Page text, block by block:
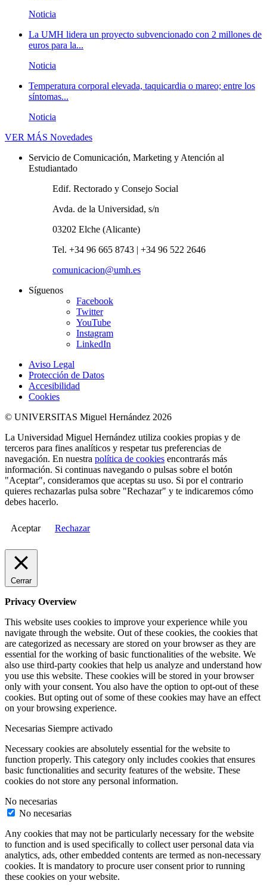
Noticia
La UMH lidera un proyecto subvencionado con 2 millones de
euros para la...
Noticia
Temperatura corporal elevada, taquicardia o mareo; entre los
síntomas...
Noticia
VER MÁS Novedades
Servicio de Comunicación, Marketing y Atención al
Estudiantado
Edif. Rectorado y Consejo Social
Avda. de la Universidad, s/n
03202 Elche (Alicante)
Tel. +34 96 665 8743 | +34 96 522 2646
comunicacion@umh.es
Síguenos
Facebook
Twitter
YouTube
Instagram
LinkedIn
Aviso Legal
Protección de Datos
Accesibilidad
Cookies
© UNIVERSITAS Miguel Hernández 2026
La Universidad Miguel Hernández utiliza cookies propias y de
terceros para fines analíticos y respetar tus preferencias de
navegación. En nuestra política de cookies encontrarás más
información. Si continuas navegando o pulsas sobre el botón
"Aceptar", consideramos que aceptas su uso. Si por el contrario
quieres rechazarlas pulsa sobre "Rechazar" y te indicaremos cómo
debes hacerlo.
Aceptar Rechazar
Cerrar
Privacy Overview
This website uses cookies to improve your experience while you
navigate through the website. Out of these cookies, the cookies that
are categorized as necessary are stored on your browser as they are
essential for the working of basic functionalities of the website. We
also use third-party cookies that help us analyze and understand how
you use this website. These cookies will be stored in your browser
only with your consent. You also have the option to opt-out of these
cookies. But opting out of some of these cookies may have an effect
on your browsing experience.
Necesarias Siempre activado
Necessary cookies are absolutely essential for the website to
function properly. This category only includes cookies that ensures
basic functionalities and security features of the website. These
cookies do not store any personal information.
No necesarias
No necesarias
Any cookies that may not be particularly necessary for the website
to function and is used specifically to collect user personal data via
analytics, ads, other embedded contents are termed as non-necessary
cookies. It is mandatory to procure user consent prior to running
these cookies on your website.